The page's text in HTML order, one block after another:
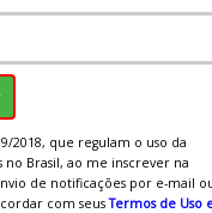
2018, que regulam o uso da
Brasil, ao me inscrever na
de notificações por e-mail
com seusTermos de Uso